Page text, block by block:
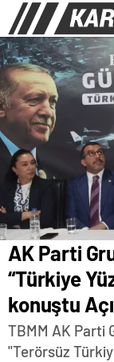
Açıklaması
AK Parti
“Türkiye
konuştu
TBMM AK Parti
"Terörsüz